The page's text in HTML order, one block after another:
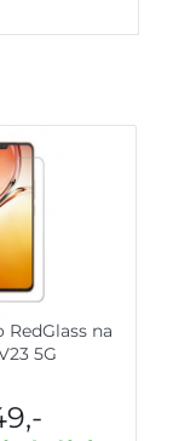
RedGlass na
5G